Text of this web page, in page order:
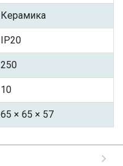
Керамика
IP20
250
10
65 × 65 × 57